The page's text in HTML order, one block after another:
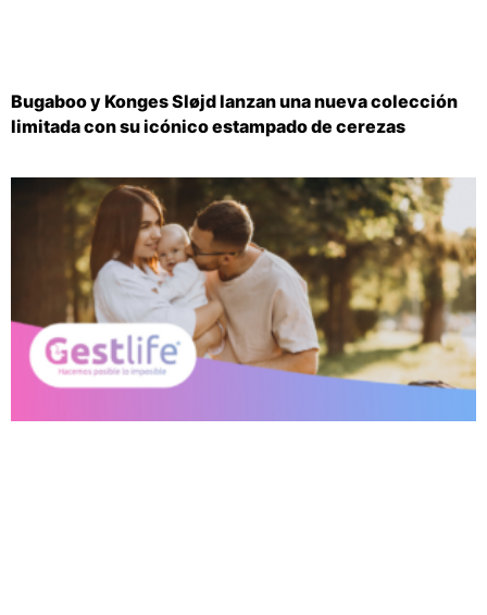
Bugaboo y Konges Sløjd lanzan una nueva colección
limitada con su icónico estampado de cerezas